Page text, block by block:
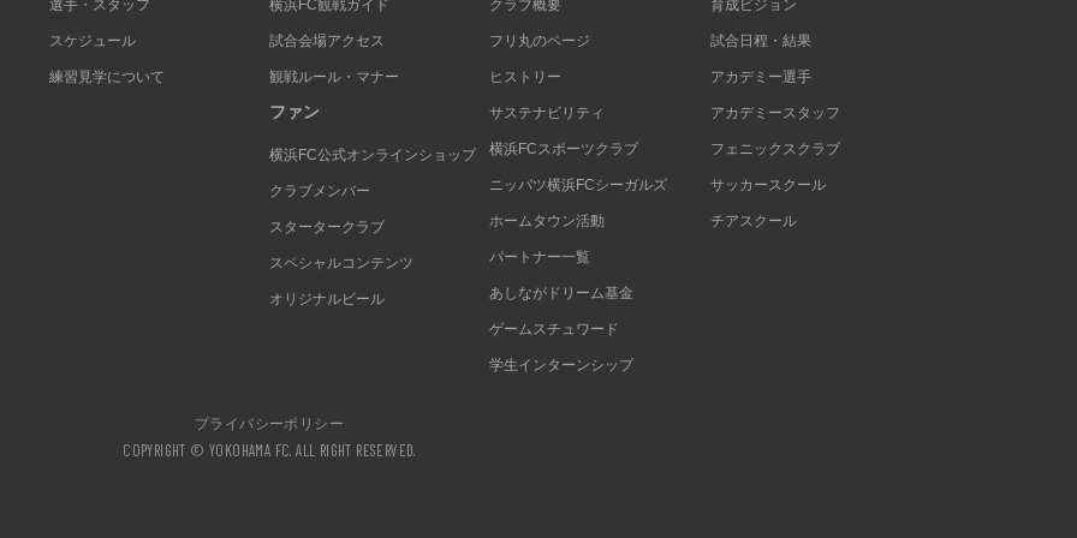
選手・スタッフ
スケジュール
練習見学について
横浜FC観戦ガイド
試合会場アクセス
観戦ルール・マナー
ファン
横浜FC公式オンラインショップ
クラブメンバー
スタータークラブ
スペシャルコンテンツ
オリジナルビール
クラブ概要
フリ丸のページ
ヒストリー
サステナビリティ
横浜FCスポーツクラブ
ニッパツ横浜FCシーガルズ
ホームタウン活動
パートナー一覧
あしながドリーム基金
ゲームスチュワード
学生インターンシップ
育成ビジョン
試合日程・結果
アカデミー選手
アカデミースタッフ
フェニックスクラブ
サッカースクール
チアスクール
プライバシーポリシー
COPYRIGHT © YOKOHAMA FC. ALL RIGHT RESERVED.